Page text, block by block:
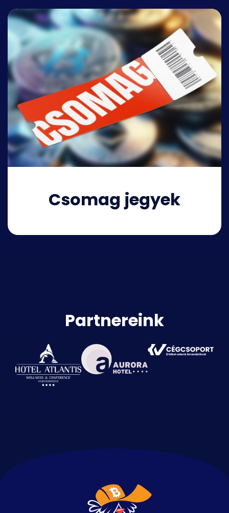
Csomag jegyek
Partnereink